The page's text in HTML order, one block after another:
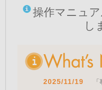
操作マニュ
し
2025/11/19